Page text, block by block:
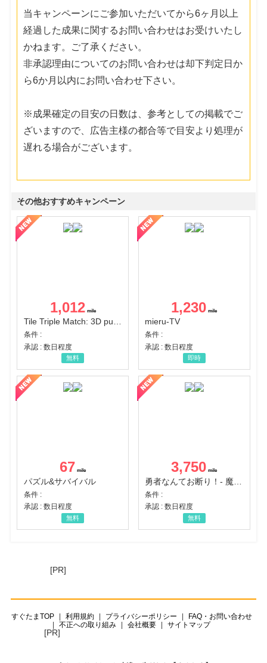
当キャンペーンにご参加いただいてから6ヶ月以上
経過した成果に関するお問い合わせはお受けいたし
かねます。ご了承ください。
非承認理由についてのお問い合わせは却下判定日か
ら6か月以内にお問い合わせ下さい。
※成果確定の目安の日数は、参考としての掲載でご
ざいますので、広告主様の都合等で目安より処理が
遅れる場合がございます。
その他おすすめキャンペーン
1,012
Tile Triple Match: 3D puzzle
条件 :
承認 : 数日程度
無料
1,230
mieru-TV
条件 :
承認 : 数日程度
即時
67
パズル&サバイバル
条件 :
承認 : 数日程度
無料
3,750
条件 :
承認 : 数日程度
無料
[PR]
すぐたまTOP 利用規約 プライバシーポリシー
FAQ・お問い合わせ
不正への取り組み
会社概要 サイトマップ
[PR]